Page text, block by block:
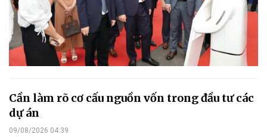
Cần làm rõ cơ cấu nguồn vốn trong đầu tư các
dự án
09/08/2026 04:39